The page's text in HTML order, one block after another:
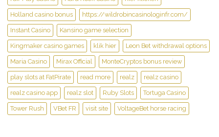
Holland casino bonus https://wildrobincasinologinfr.com/
Instant Casino Kansino game selection
Kingmaker casino games klik hier Leon Bet withdrawal options
Maria Casino Mirax Official MonteCryptos bonus review
play slots at FatPirate read more realz realz casino
realz casino app realz slot Ruby Slots Tortuga Casino
Tower Rush VBet FR visit site VoltageBet horse racing